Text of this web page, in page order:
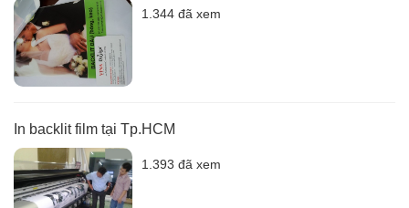
1.344 đã xem
In backlit film tại Tp.HCM
1.393 đã xem